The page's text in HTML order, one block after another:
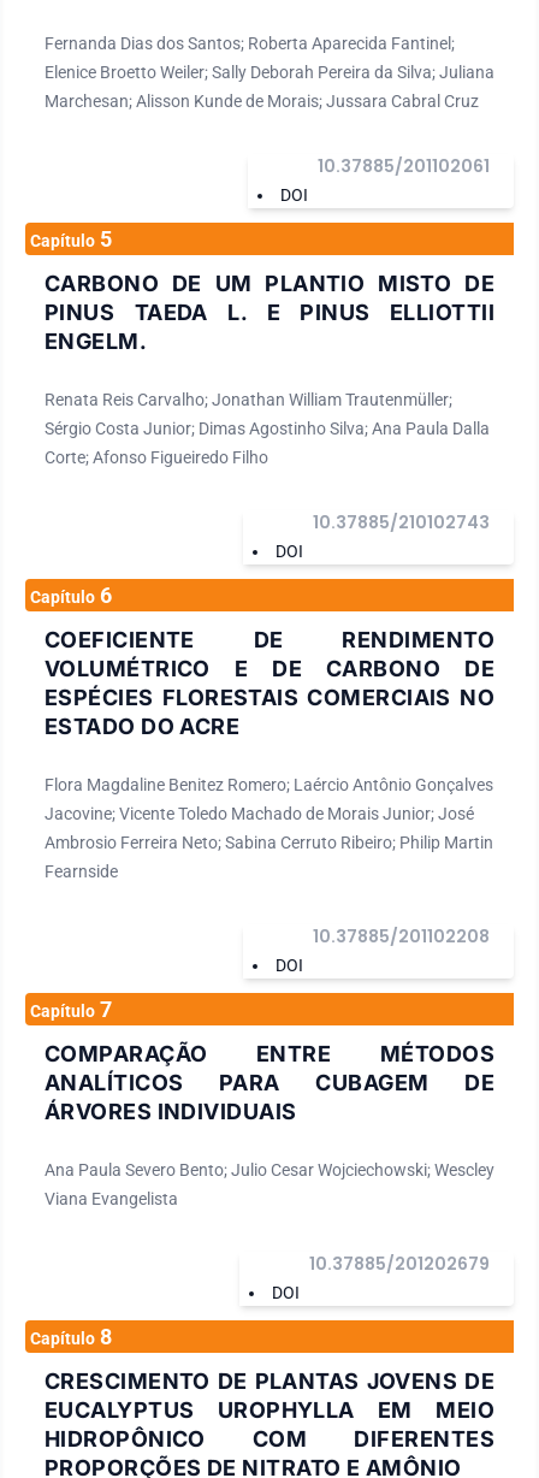
Fernanda Dias dos Santos; Roberta Aparecida Fantinel;
Elenice Broetto Weiler; Sally Deborah Pereira da Silva; Juliana
Marchesan; Alisson Kunde de Morais; Jussara Cabral Cruz
DOI
10.37885/201102061
Capítulo 5
CARBONO DE UM PLANTIO MISTO DE
PINUS TAEDA L. E PINUS ELLIOTTII
ENGELM.
Renata Reis Carvalho; Jonathan William Trautenmüller;
Sérgio Costa Junior; Dimas Agostinho Silva; Ana Paula Dalla
Corte; Afonso Figueiredo Filho
DOI
10.37885/210102743
Capítulo 6
COEFICIENTE DE RENDIMENTO
VOLUMÉTRICO E DE CARBONO DE
ESPÉCIES FLORESTAIS COMERCIAIS NO
ESTADO DO ACRE
Flora Magdaline Benitez Romero; Laércio Antônio Gonçalves
Jacovine; Vicente Toledo Machado de Morais Junior; José
Ambrosio Ferreira Neto; Sabina Cerruto Ribeiro; Philip Martin
Fearnside
DOI
10.37885/201102208
Capítulo 7
COMPARAÇÃO ENTRE MÉTODOS
ANALÍTICOS PARA CUBAGEM DE
ÁRVORES INDIVIDUAIS
Ana Paula Severo Bento; Julio Cesar Wojciechowski; Wescley
Viana Evangelista
DOI
10.37885/201202679
Capítulo 8
CRESCIMENTO DE PLANTAS JOVENS DE
EUCALYPTUS UROPHYLLA EM MEIO
HIDROPÔNICO COM DIFERENTES
PROPORÇÕES DE NITRATO E AMÔNIO